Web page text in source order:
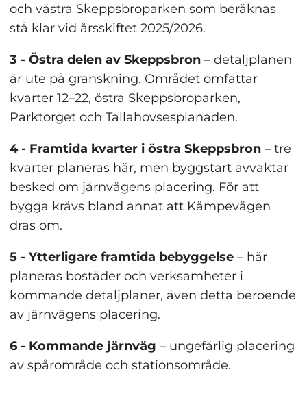
och västra Skeppsbroparken som beräknas
stå klar vid årsskiftet 2025/2026.
3 - Östra delen av Skeppsbron – detaljplanen
är ute på granskning. Området omfattar
kvarter 12–22, östra Skeppsbroparken,
Parktorget och Tallahovsesplanaden.
4 - Framtida kvarter i östra Skeppsbron – tre
kvarter planeras här, men byggstart avvaktar
besked om järnvägens placering. För att
bygga krävs bland annat att Kämpevägen
dras om.
5 - Ytterligare framtida bebyggelse – här
planeras bostäder och verksamheter i
kommande detaljplaner, även detta beroende
av järnvägens placering.
6 - Kommande järnväg – ungefärlig placering
av spårområde och stationsområde.